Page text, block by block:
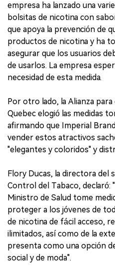
empresa ha lanzado una
bolsitas de nicotina con
que apoya la prevención de
productos de nicotina y ha
asegurar que los usuarios
de usarlos. La empresa
necesidad de esta medida.
Por otro lado, la Alianza
Quebec elogió las medidas
afirmando que Imperial
vender estos atractivos
"elegantes y coloridos" y
Flory Ducas, la directora del
Control del Tabaco, declaró:
Ministro de Salud tome
proteger a los jóvenes de
de nicotina de fácil acceso,
ilimitados, así como de la
presenta como una opción
social y de moda".